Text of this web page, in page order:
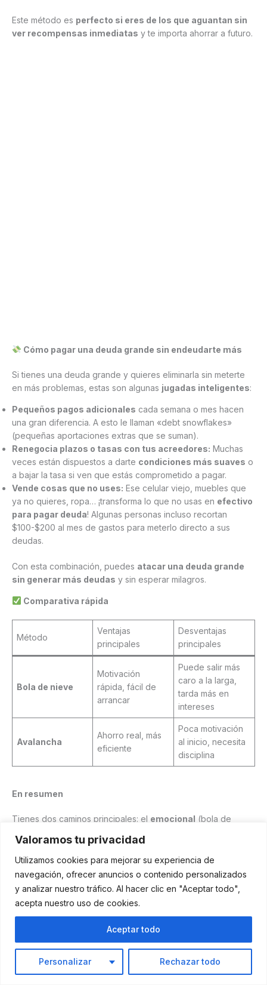
Valoramos tu privacidad
Utilizamos cookies para mejorar su experiencia de
navegación, ofrecer anuncios o contenido personalizados
y analizar nuestro tráfico. Al hacer clic en "Aceptar todo",
acepta nuestro uso de cookies.
Personalizar Rechazar todo
Aceptar todo
Este método es perfecto si eres de los que aguantan sin
ver recompensas inmediatas y te importa ahorrar a futuro.
Cómo pagar una deuda grande sin endeudarte más
Si tienes una deuda grande y quieres eliminarla sin meterte
en más problemas, estas son algunas jugadas inteligentes:
Pequeños pagos adicionales cada semana o mes hacen
una gran diferencia. A esto le llaman «debt snowflakes»
(pequeñas aportaciones extras que se suman).
Renegocia plazos o tasas con tus acreedores: Muchas
veces están dispuestos a darte condiciones más suaves o
a bajar la tasa si ven que estás comprometido a pagar.
Vende cosas que no uses: Ese celular viejo, muebles que
ya no quieres, ropa… ¡transforma lo que no usas en efectivo
para pagar deuda! Algunas personas incluso recortan
$100-$200 al mes de gastos para meterlo directo a sus
deudas.
Con esta combinación, puedes atacar una deuda grande
sin generar más deudas y sin esperar milagros.
Comparativa rápida
Método
Ventajas
principales
Desventajas
principales
Bola de nieve
Motivación
rápida, fácil de
arrancar
Puede salir más
caro a la larga,
tarda más en
intereses
Avalancha
Ahorro real, más
eficiente
Poca motivación
al inicio, necesita
disciplina
En resumen
Tienes dos caminos principales: el emocional (bola de